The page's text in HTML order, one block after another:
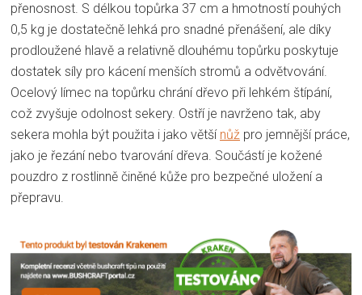
přenosnost. S délkou topůrka 37 cm a hmotností pouhých
0,5 kg je dostatečně lehká pro snadné přenášení, ale díky
prodloužené hlavě a relativně dlouhému topůrku poskytuje
dostatek síly pro kácení menších stromů a odvětvování.
Ocelový límec na topůrku chrání dřevo při lehkém štípání,
což zvyšuje odolnost sekery. Ostří je navrženo tak, aby
sekera mohla být použita i jako větší nůž pro jemnější práce,
jako je řezání nebo tvarování dřeva. Součástí je kožené
pouzdro z rostlinně činěné kůže pro bezpečné uložení a
přepravu.